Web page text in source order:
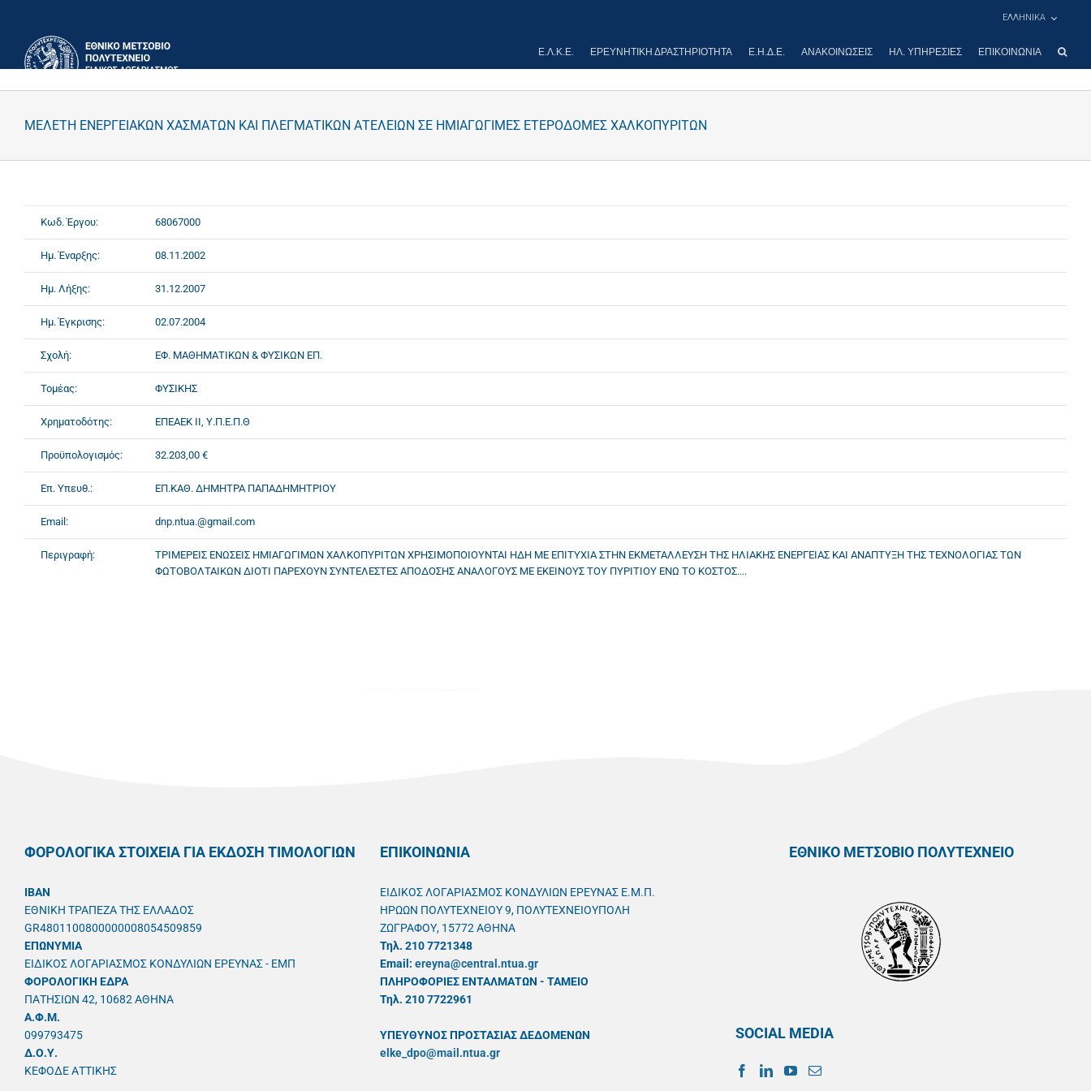
περιεχόμενο
ΕΛΛΗΝΙΚΑ
Ε.Λ.Κ.Ε. ΕΡΕΥΝΗΤΙΚΉ ΔΡΑΣΤΗΡΙΌΤΗΤΑ Ε.Η.Δ.Ε. ΑΝΑΚΟΙΝΏΣΕΙΣ ΗΛ. ΥΠΗΡΕΣΊΕΣ ΕΠΙΚΟΙΝΩΝΊΑ
ΜΕΛΕΤΗ ΕΝΕΡΓΕΙΑΚΩΝ ΧΑΣΜΑΤΩΝ ΚΑΙ ΠΛΕΓΜΑΤΙΚΩΝ ΑΤΕΛΕΙΩΝ ΣΕ ΗΜΙΑΓΩΓΙΜΕΣ ΕΤΕΡΟΔΟΜΕΣ ΧΑΛΚΟΠΥΡΙΤΩΝ
Κωδ. Έργου: 68067000
Ημ. Έναρξης: 08.11.2002
Ημ. Λήξης: 31.12.2007
Ημ. Έγκρισης: 02.07.2004
Σχολή: ΕΦ. ΜΑΘΗΜΑΤΙΚΩΝ & ΦΥΣΙΚΩΝ ΕΠ.
Τομέας: ΦΥΣΙΚΗΣ
Χρηματοδότης: ΕΠΕΑΕΚ II, Υ.Π.Ε.Π.Θ
Προϋπολογισμός: 32.203,00 €
Επ. Υπευθ.: ΕΠ.ΚΑΘ. ΔΗΜΗΤΡΑ ΠΑΠΑΔΗΜΗΤΡΙΟΥ
Email: dnp.ntua.@gmail.com
Περιγραφή:
ΤΡΙΜΕΡΕΙΣ ΕΝΩΣΕΙΣ ΗΜΙΑΓΩΓΙΜΩΝ ΧΑΛΚΟΠΥΡΙΤΩΝ ΧΡΗΣΙΜΟΠΟΙΟΥΝΤΑΙ ΗΔΗ ΜΕ ΕΠΙΤΥΧΙΑ ΣΤΗΝ ΕΚΜΕΤΑΛΛΕΥΣΗ ΤΗΣ ΗΛΙΑΚΗΣ ΕΝΕΡΓΕΙΑΣ ΚΑΙ ΑΝΑΠΤΥΞΗ ΤΗΣ ΤΕΧΝΟΛΟΓΙΑΣ ΤΩΝ
ΦΩΤΟΒΟΛΤΑΙΚΩΝ ΔΙΟΤΙ ΠΑΡΕΧΟΥΝ ΣΥΝΤΕΛΕΣΤΕΣ ΑΠΟΔΟΣΗΣ ΑΝΑΛΟΓΟΥΣ ΜΕ ΕΚΕΙΝΟΥΣ ΤΟΥ ΠΥΡΙΤΙΟΥ ΕΝΩ ΤΟ ΚΟΣΤΟΣ....
ΦΟΡΟΛΟΓΙΚΑ ΣΤΟΙΧΕΙΑ ΓΙΑ ΕΚΔΟΣΗ ΤΙΜΟΛΟΓΙΩΝ
IBAN
ΕΘΝΙΚΗ ΤΡΑΠΕΖΑ ΤΗΣ ΕΛΛΑΔΟΣ
GR4801100800000008054509859
ΕΠΩΝΥΜΙΑ
ΕΙΔΙΚΟΣ ΛΟΓΑΡΙΑΣΜΟΣ ΚΟΝΔΥΛΙΩΝ ΕΡΕΥΝΑΣ - ΕΜΠ
ΦΟΡΟΛΟΓΙΚΗ ΕΔΡΑ
ΠΑΤΗΣΙΩΝ 42, 10682 ΑΘΗΝΑ
A.Φ.Μ.
099793475
Δ.Ο.Υ.
ΚΕΦΟΔΕ ΑΤΤΙΚΗΣ
ΕΠΙΚΟΙΝΩΝΙΑ
ΕΙΔΙΚΟΣ ΛΟΓΑΡΙΑΣΜΟΣ ΚΟΝΔΥΛΙΩΝ ΕΡΕΥΝΑΣ Ε.Μ.Π.
ΗΡΩΩΝ ΠΟΛΥΤΕΧΝΕΙΟΥ 9, ΠΟΛΥΤΕΧΝΕΙΟΥΠΟΛΗ
ΖΩΓΡΑΦΟΥ, 15772 ΑΘΗΝΑ
Τηλ. 210 7721348
Email: ereyna@central.ntua.gr
ΠΛΗΡΟΦΟΡΙΕΣ ΕΝΤΑΛΜΑΤΩΝ - ΤΑΜΕΙΟ
Τηλ. 210 7722961
ΥΠΕΥΘYΝΟΣ ΠΡΟΣΤΑΣΙΑΣ ΔΕΔΟΜΕΝΩΝ
elke_dpo@mail.ntua.gr
ΕΘΝΙΚΟ ΜΕΤΣΟΒΙΟ ΠΟΛΥΤΕΧΝΕΙΟ
SOCIAL MEDIA